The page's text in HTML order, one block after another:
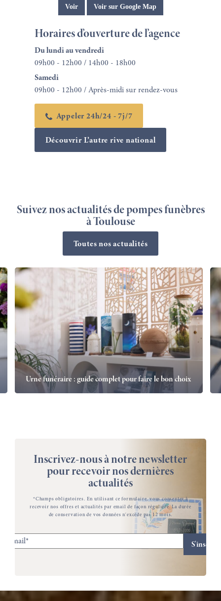
Voir Voir sur Google Map
Horaires d’ouverture de l’agence
Du lundi au vendredi
09h00 - 12h00 / 14h00 - 18h00
Samedi
09h00 - 12h00 / Après-midi sur rendez-vous
Appeler 24h/24 - 7j/7
Découvrir L’autre rive national
Suivez nos actualités de pompes funèbres
à Toulouse
Toutes nos actualités
Urne funéraire : guide complet pour faire le bon choix
Inscrivez-nous à notre newsletter
pour recevoir nos dernières
actualités
*Champs obligatoires. En utilisant ce formulaire, vous consentez à
recevoir nos offres et actualités par email de façon régulière. La durée
de conservation de vos données n'excède pas 12 mois.